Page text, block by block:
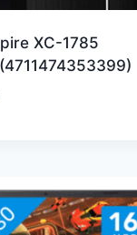
XC-1785